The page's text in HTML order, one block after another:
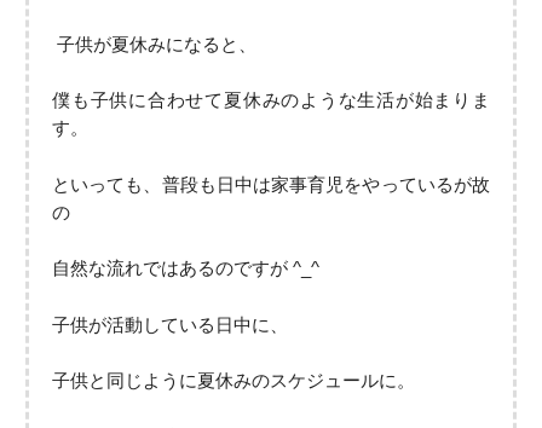
子供が夏休みになると、
僕も子供に合わせて夏休みのような生活が始まりま
す。
といっても、普段も日中は家事育児をやっているが故
の
自然な流れではあるのですが ^_^
子供が活動している日中に、
子供と同じように夏休みのスケジュールに。